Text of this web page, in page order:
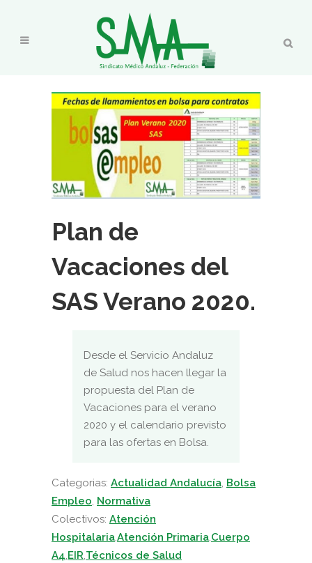
Plan de
Vacaciones del
SAS Verano 2020.
Desde el Servicio Andaluz
de Salud nos hacen llegar la
propuesta del Plan de
Vacaciones para el verano
2020 y el calendario previsto
para las ofertas en Bolsa.
Categorias: Actualidad Andalucía, Bolsa
Empleo, Normativa
Colectivos: Atención
Hospitalaria,Atención Primaria,Cuerpo
A4,EIR,Técnicos de Salud